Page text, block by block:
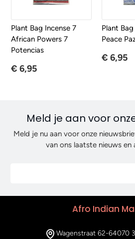
Plant Bag Incense 7
African Powers 7
Potencias
€ 6,95
Plant
Peace
€ 6,95
Meld je aan voor
Meld je nu aan voor onze
van ons laatste nieuws en
Afro Indian
Wagenstraat 62-64070